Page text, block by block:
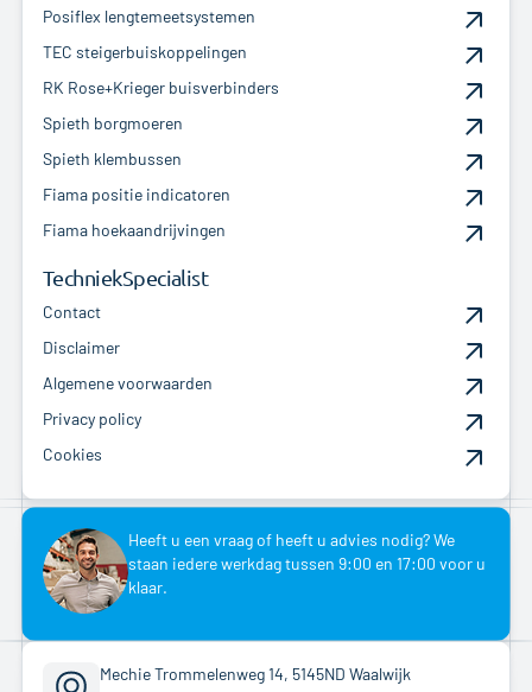
Posiflex lengtemeetsystemen
TEC steigerbuiskoppelingen
RK Rose+Krieger buisverbinders
Spieth borgmoeren
Spieth klembussen
Fiama positie indicatoren
Fiama hoekaandrijvingen
TechniekSpecialist
Contact
Disclaimer
Algemene voorwaarden
Privacy policy
Cookies
Heeft u een vraag of heeft u advies nodig? We
staan iedere werkdag tussen 9:00 en 17:00 voor u
klaar.
Mechie Trommelenweg 14, 5145ND Waalwijk